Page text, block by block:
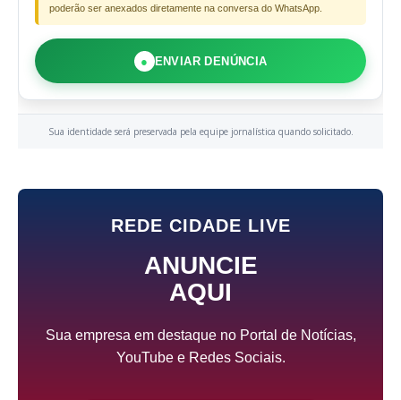
poderão ser anexados diretamente na conversa do WhatsApp.
● ENVIAR DENÚNCIA
Sua identidade será preservada pela equipe jornalística quando solicitado.
REDE CIDADE LIVE
ANUNCIE
AQUI
Sua empresa em destaque no Portal de Notícias,
YouTube e Redes Sociais.